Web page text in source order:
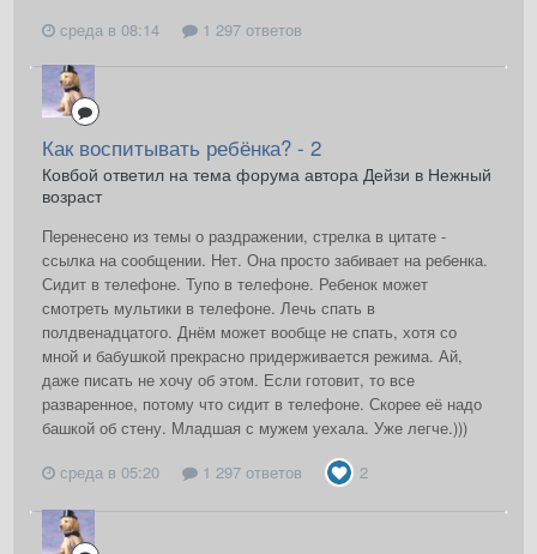
среда в 08:14
1 297 ответов
Как воспитывать ребёнка? - 2
Ковбой ответил на тема форума автора Дейзи в Нежный
возраст
Перенесено из темы о раздражении, стрелка в цитате -
ссылка на сообщении. Нет. Она просто забивает на ребенка.
Сидит в телефоне. Тупо в телефоне. Ребенок может
смотреть мультики в телефоне. Лечь спать в
полдвенадцатого. Днём может вообще не спать, хотя со
мной и бабушкой прекрасно придерживается режима. Ай,
даже писать не хочу об этом. Если готовит, то все
разваренное, потому что сидит в телефоне. Скорее её надо
башкой об стену. Младшая с мужем уехала. Уже легче.)))
среда в 05:20
1 297 ответов 2